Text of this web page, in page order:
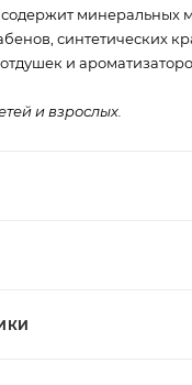
минеральных
синтетических
и
и взрослых.